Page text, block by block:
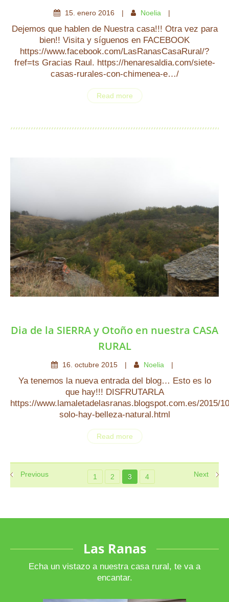
15 enero 2016 Noelia
Dejemos que hablen de Nuestra casa!!! Otra vez para
bien!! Visita y síguenos en FACEBOOK
https://www.facebook.com/LasRanasCasaRural/?
fref=ts Gracias Raul. https://henaresaldia.com/siete-
casas-rurales-con-chimenea-e…/
Read more
Dia de la SIERRA y Otoño en nuestra CASA
RURAL
16 octubre 2015 Noelia
Ya tenemos la nueva entrada del blog… Esto es lo
que hay!!! DISFRUTARLA
https://www.lamaletadelasranas.blogspot.com.es/2015/
solo-hay-belleza-natural.html
Read more
Previous 1 2 3 4 Next
Las Ranas
Echa un vistazo a nuestra casa rural, te va a
encantar.